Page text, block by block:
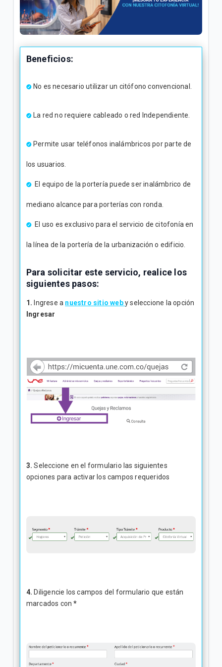
¿Cómo configurar servicios especiales en su línea
telefónica? | General
Contestador automático en tu servicio de telefonía
fija Tigo | Hogar
Indicativos telefónicos Colombia | General
VER MÁS
Beneficios:
No es necesario utilizar un citófono convencional.
La red no requiere cableado o red Independiente.
Permite usar teléfonos inalámbricos por parte de
los usuarios.
El equipo de la portería puede ser inalámbrico de
mediano alcance para porterías con ronda.
El uso es exclusivo para el servicio de citofonía en
la línea de la portería de la urbanización o edificio.
Para solicitar este servicio, realice los
siguientes pasos:
1. Ingrese a nuestro sitio weby seleccione la opción
Ingresar
3.Seleccione en el formulario las siguientes
opciones para activar los campos requeridos
4. Diligencie los campos del formulario que están
marcados con*